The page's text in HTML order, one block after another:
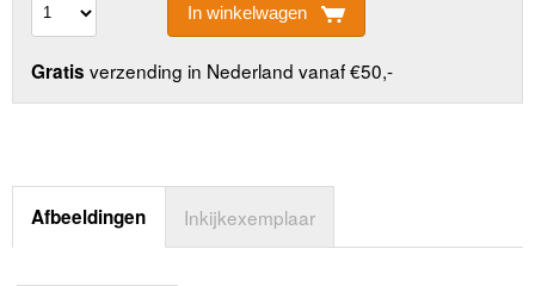
In winkelwagen
Gratis verzending in Nederland vanaf €50,-
Afbeeldingen Inkijkexemplaar